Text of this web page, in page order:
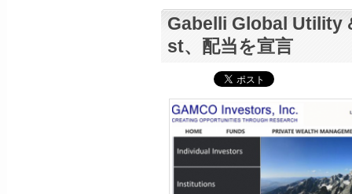
Gabelli Global Utility
st、配当を宣言